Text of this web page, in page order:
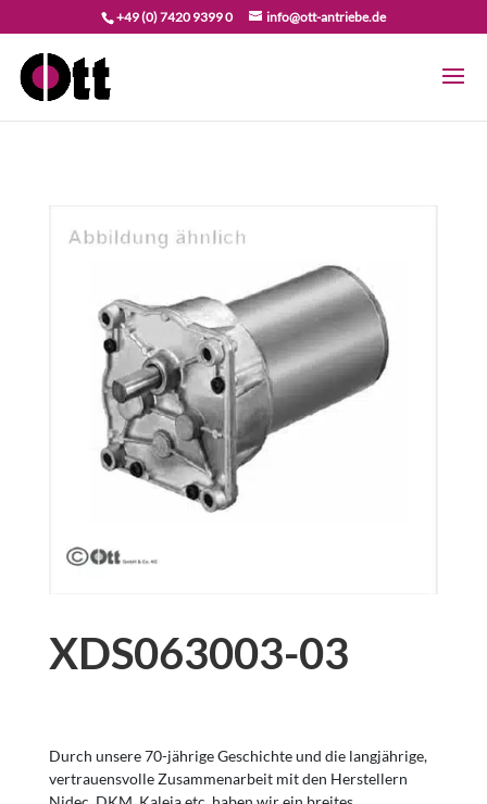
+49 (0) 7420 9399 0 info@ott-antriebe.de
XDS063003-03
Durch unsere 70-jährige Geschichte und die langjährige,
vertrauensvolle Zusammenarbeit mit den Herstellern